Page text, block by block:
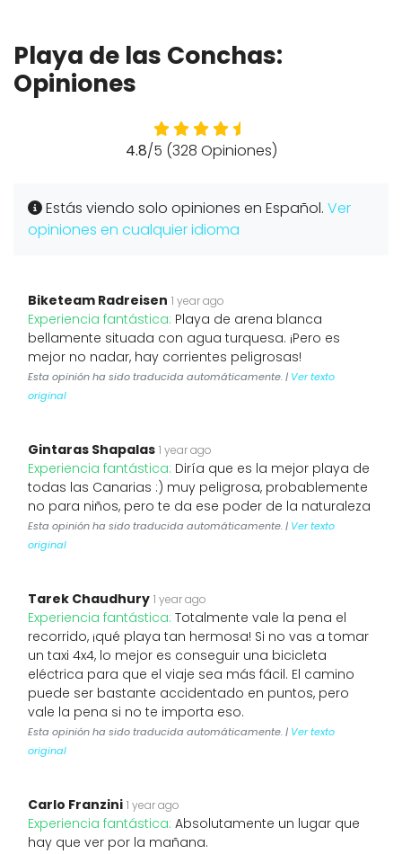
Playa de las Conchas:
Opiniones
4.8/5 (328 Opiniones)
Estás viendo solo opiniones en Español. Ver
opiniones en cualquier idioma
Biketeam Radreisen 1 year ago
Experiencia fantástica: Playa de arena blanca
bellamente situada con agua turquesa. ¡Pero es
mejor no nadar, hay corrientes peligrosas!
Esta opinión ha sido traducida automáticamente. | Ver texto
original
Gintaras Shapalas 1 year ago
Experiencia fantástica: Diría que es la mejor playa de
todas las Canarias :) muy peligrosa, probablemente
no para niños, pero te da ese poder de la naturaleza
Esta opinión ha sido traducida automáticamente. | Ver texto
original
Tarek Chaudhury 1 year ago
Experiencia fantástica: Totalmente vale la pena el
recorrido, ¡qué playa tan hermosa! Si no vas a tomar
un taxi 4x4, lo mejor es conseguir una bicicleta
eléctrica para que el viaje sea más fácil. El camino
puede ser bastante accidentado en puntos, pero
vale la pena si no te importa eso.
Esta opinión ha sido traducida automáticamente. | Ver texto
original
Carlo Franzini 1 year ago
Experiencia fantástica: Absolutamente un lugar que
hay que ver por la mañana.